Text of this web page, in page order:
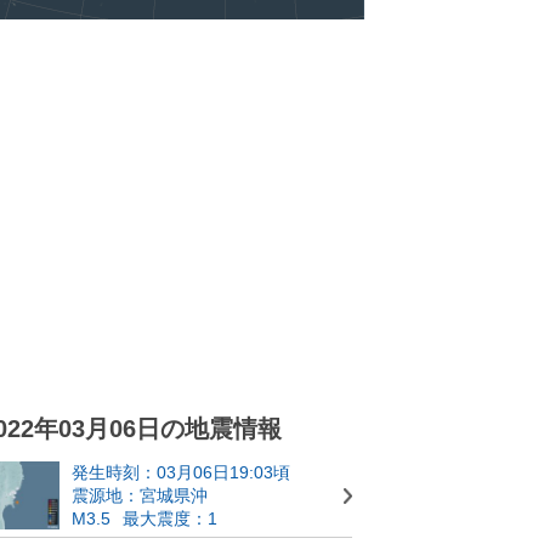
年03月06日の地震情報
発生時刻：03月06日19:03頃
震源地：宮城県沖
M3.5
最大震度：1